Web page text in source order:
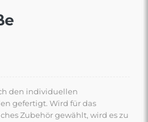
den individuellen
gefertigt. Wird für das
Zubehör gewählt, wird es zu